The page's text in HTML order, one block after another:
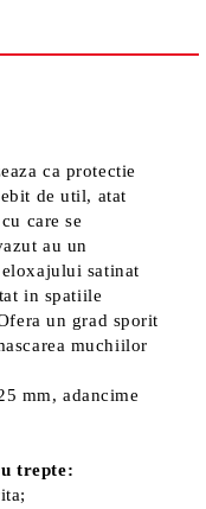
ca protectie
de util, atat
care se
au un
satinat
in spatiile
un grad sporit
muchiilor
mm, adancime
trepte: